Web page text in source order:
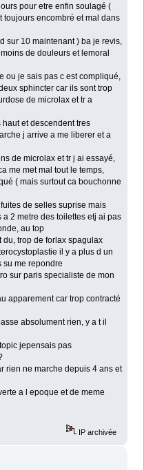
pour etre enfin soulagé (
toujours encombré et mal dans
sur 10 maintenant ) ba je revis,
de douleurs et lemoral
ou je sais pas c est compliqué,
sphincter car ils sont trop
de microlax et tr a
et descendent tres
j arrive a me liberer et a
de microlax et tr j ai essayé,
me met mal tout le temps,
( mais surtout ca bouchonne
de selles suprise mais
2 metre des toilettes etj ai pas
au top
du, trop de forlax spagulax
il y a plus d un
su me repondre
sur paris specialiste de mon
apparement car trop contracté
absolument rien, y a t il
jepensais pas
rien ne marche depuis 4 ans et
a l epoque et de meme
IP archivée